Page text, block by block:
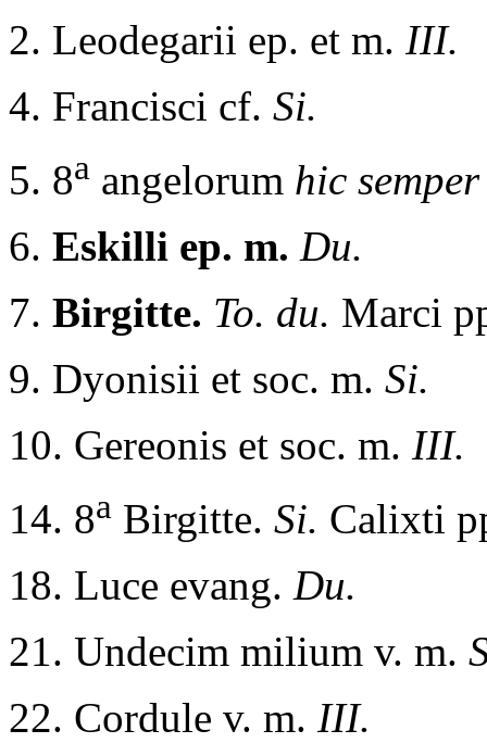
2. Leodegarii ep. et m. III.
4. Francisci cf. Si.
5. 8a angelorum hic
6. Eskilli ep. m. Du.
7. Birgitte. To. du. Marci
9. Dyonisii et soc. m. Si.
10. Gereonis et soc. m. III.
14. 8a Birgitte. Si. Calixti
18. Luce evang. Du.
21. Undecim milium v. m.
22. Cordule v. m. III.